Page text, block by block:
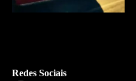
Redes Sociais